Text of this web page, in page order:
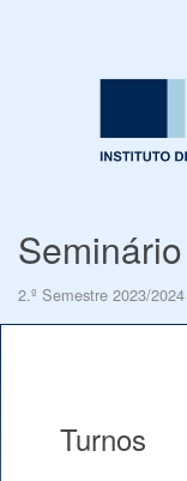
2.º Semestre 2023/2024
Turnos